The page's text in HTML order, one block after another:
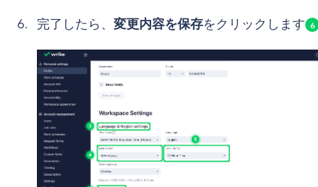
完了したら、 変更内容を保存をクリックします 6